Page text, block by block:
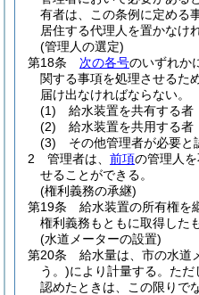
有者は、この条例に定める
居住する代理人を置かなけ
(管理人の選定)
第18条
次の各号のいずれか
関する事項を処理させるた
届け出なければならない。
(1)
給水装置を共有する者
(2)
給水装置を共用する者
(3)
その他管理者が必要と
2
管理者は、 前項の管理人
せることができる。
(権利義務の承継)
第19条
給水装置の所有権を
権利義務もともに取得した
(水道メーターの設置)
第20条
給水量は、市の水道
う。)により計量する。 ただ
認めたときは、この限りでな